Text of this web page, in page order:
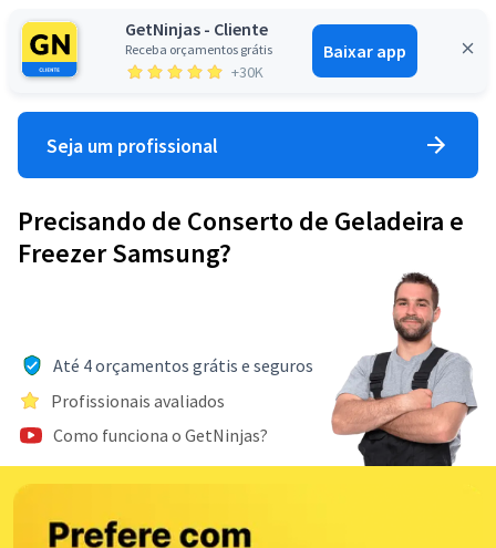
GetNinjas - Cliente
Receba orçamentos grátis
+30K
Baixar app
Entrar
Seja um profissional
Precisando de Conserto de Geladeira e
Freezer Samsung?
Até 4 orçamentos grátis e seguros
Profissionais avaliados
Como funciona o GetNinjas?